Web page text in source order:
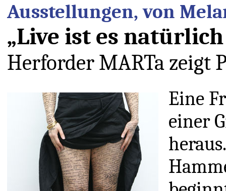
Ausstellungen, von
„Live ist es
Herforder MARTa zeigt
Eine
einer